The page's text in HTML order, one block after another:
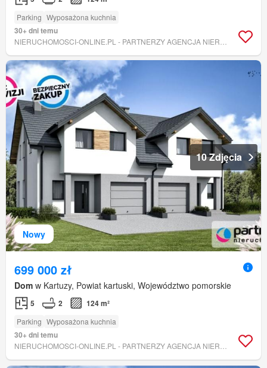
Parking Wyposażona kuchnia
30+ dni temu
Nowy
10 Zdjęcia
699 000 zł
Dom w Kartuzy, Powiat kartuski, Województwo pomorskie
5 2 124 m²
Parking Wyposażona kuchnia
30+ dni temu